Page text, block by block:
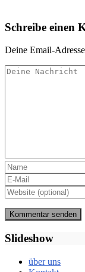
Schreibe einen
Deine Email-
Slideshow
über uns